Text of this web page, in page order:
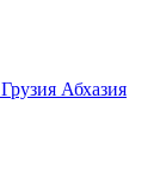
Грузия Абхазия